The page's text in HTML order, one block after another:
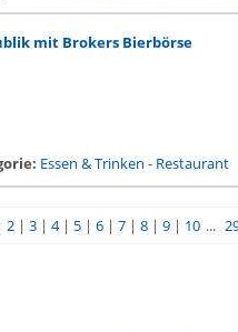
mit Brokers Bierbörse
Essen & Trinken - Restaurant
2| 3| 4| 5| 6| 7| 8| 9| 10 ...